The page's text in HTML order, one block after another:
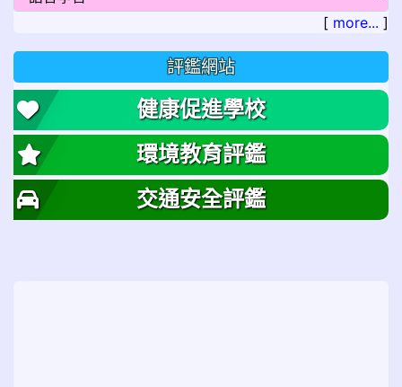
[ more... ]
評鑑網站
健康促進學校
環境教育評鑑
交通安全評鑑